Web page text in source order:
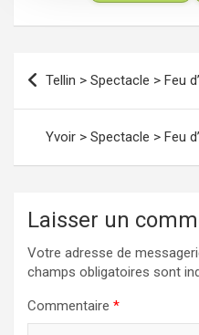
Navigation
de
l’article
Tellin > Spectacle > Feu
Yvoir > Spectacle > Feu
Laisser un
Votre adresse de
champs obligatoires sont
Commentaire *